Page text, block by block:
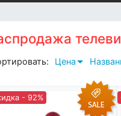
Цена
- 92%